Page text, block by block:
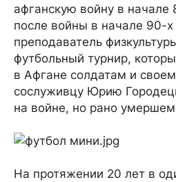
афганскую войну в начале
после войны в начале 90-х
преподаватель
футбольный турнир,
в Афгане солдатам и
сослуживцу Юрию
на войне, но рано
На протяжении 20 лет в